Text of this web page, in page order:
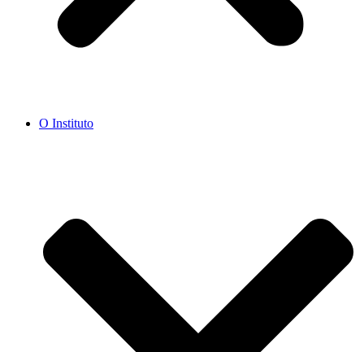
O Instituto